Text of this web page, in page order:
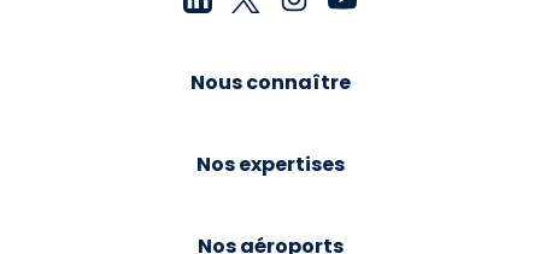
Nous connaître
Nos expertises
Nos aéroports